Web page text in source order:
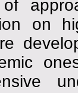
of
on